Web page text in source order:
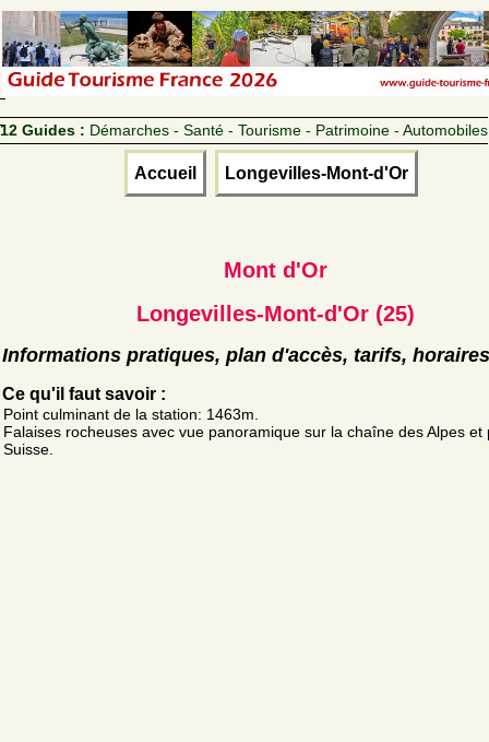
12 Guides : Démarches - Santé - Tourisme - Patrimoine - Automobiles
Accueil Longevilles-Mont-d'Or
Mont d'Or
Longevilles-Mont-d'Or (25)
Informations pratiques, plan d'accès, tarifs, horaires
Ce qu'il faut savoir :
Point culminant de la station: 1463m.
Falaises rocheuses avec vue panoramique sur la chaîne des Alpes et
Suisse.